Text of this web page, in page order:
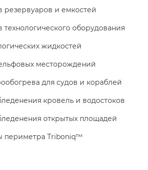
резервуаров и емкостей
технологического оборудования
жидкостей
месторождений
для судов и кораблей
кровель и водостоков
открытых площадей
периметра Triboniq™